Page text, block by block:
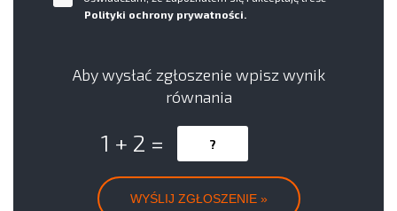
Polityki ochrony prywatności.
Aby wysłać zgłoszenie wpisz wynik
równania
1 + 2 =